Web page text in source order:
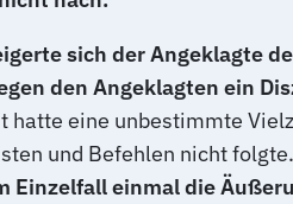
sich der Angeklagte
den Angeklagten ein
hatte eine unbestimmte
und Befehlen nicht
Einzelfall einmal die